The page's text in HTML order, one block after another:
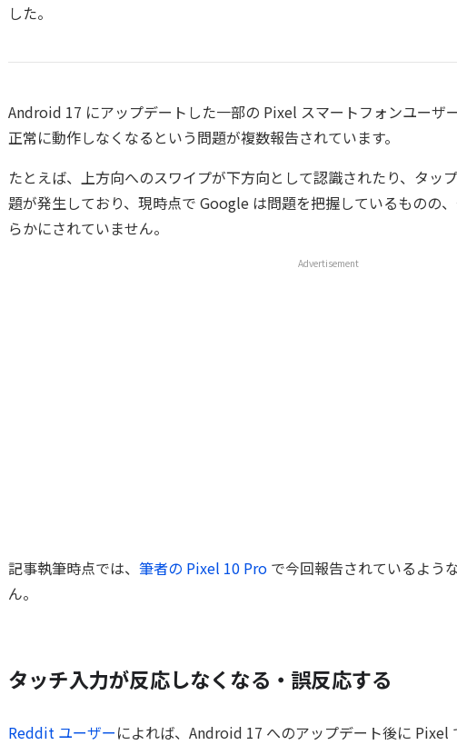
した。
Android 17 にアップデートした一部の Pixel スマートフォンユーザ
正常に動作しなくなるという問題が複数報告されています。
たとえば、上方向へのスワイプが下方向として認識されたり、タッ
題が発生しており、現時点で Google は問題を把握しているものの
らかにされていません。
Advertisement
記事執筆時点では、 筆者の Pixel 10 Pro で今回報告されているよう
ん。
タッチ入力が反応しなくなる・誤反応する
Reddit ユーザーによれば、Android 17 へのアップデート後に Pixel